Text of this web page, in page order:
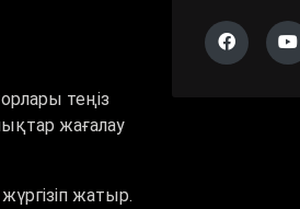
теңіз
жағалау
жатыр.